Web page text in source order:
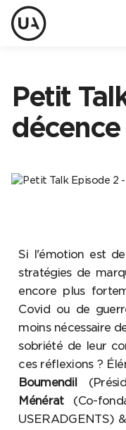
Petit
Si l'émotion est
stratégies de
encore plus
Covid ou de
moins nécessaire
sobriété de leur
ces réflexions ?
Boumendil
Ménérat(Co-
USERADGENTS) &